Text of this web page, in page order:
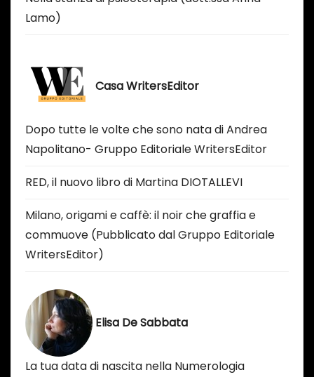
Lamo)
Casa WritersEditor
Dopo tutte le volte che sono nata di Andrea
Napolitano- Gruppo Editoriale WritersEditor
RED, il nuovo libro di Martina DIOTALLEVI
Milano, origami e caffè: il noir che graffia e
commuove (Pubblicato dal Gruppo Editoriale
WritersEditor)
Elisa De Sabbata
La tua data di nascita nella Numerologia